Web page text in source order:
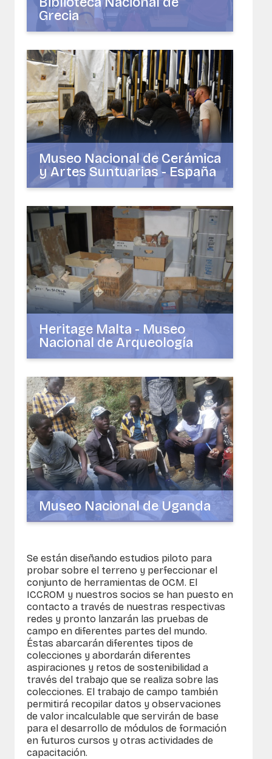
Grecia
Museo Nacional de Cerámica
y Artes Suntuarias - España
Heritage Malta - Museo
Nacional de Arqueología
Museo Nacional de Uganda
Se están diseñando estudios piloto para
probar sobre el terreno y perfeccionar el
conjunto de herramientas de OCM. El
ICCROM y nuestros socios se han puesto en
contacto a través de nuestras respectivas
redes y pronto lanzarán las pruebas de
campo en diferentes partes del mundo.
Éstas abarcarán diferentes tipos de
colecciones y abordarán diferentes
aspiraciones y retos de sostenibilidad a
través del trabajo que se realiza sobre las
colecciones. El trabajo de campo también
permitirá recopilar datos y observaciones
de valor incalculable que servirán de base
para el desarrollo de módulos de formación
en futuros cursos y otras actividades de
capacitación.